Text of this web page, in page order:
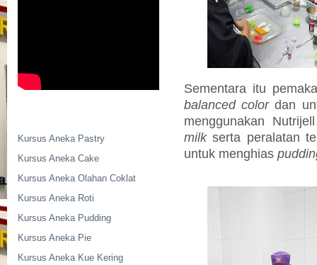
Kursus Aneka Pastry
Kursus Aneka Cake
Kursus Aneka Olahan Coklat
Kursus Aneka Roti
Kursus Aneka Pudding
Kursus Aneka Pie
Kursus Aneka Kue Kering
Sementara itu
balanced colordan
menggunakan
milkserta peralatan
untuk menghias